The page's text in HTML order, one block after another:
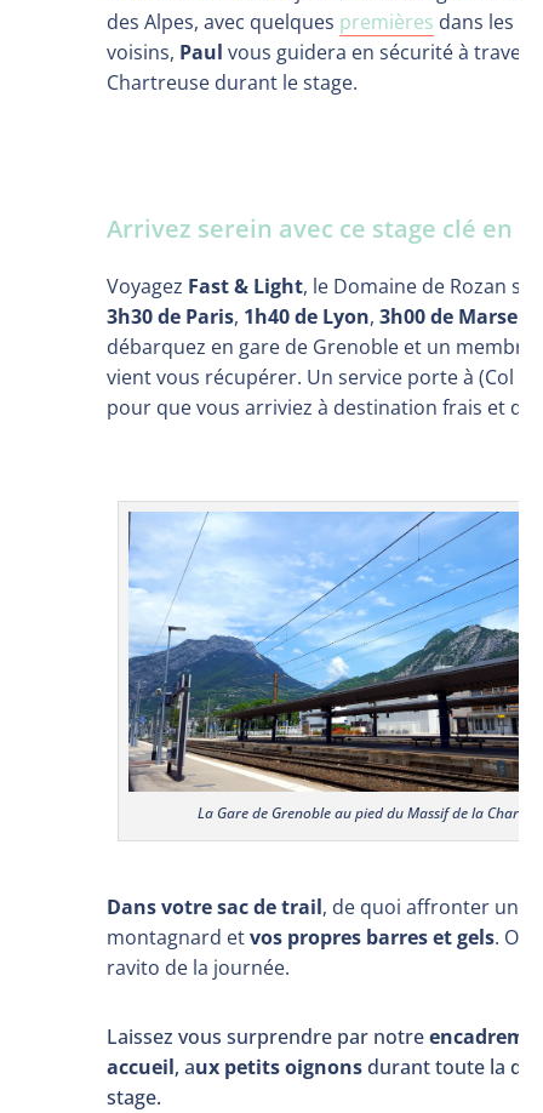
des Alpes, avec quelques premières dans les
voisins, Paul vous guidera en sécurité à
Chartreuse durant le stage.
Arrivez serein avec ce stage clé en
Voyagez Fast & Light, le Domaine de Rozan
3h30 de Paris, 1h40 de Lyon,3h00 de
débarquez en gare de Grenoble et un membre
vient vous récupérer. Un service porte à (Col
pour que vous arriviez à destination frais et
La Gare de Grenoble au pied du Massif de la
Dans votre sacde trail, de quoi affronter un
montagnard etvos propres barres et gels. On
ravito de la journée.
Laissez vous surprendre par notre
accueil, aux petits oignonsdurant toute la
stage.